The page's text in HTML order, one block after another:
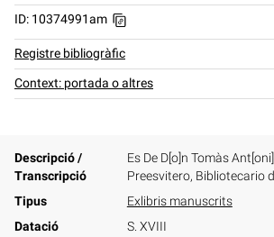
ID: 10374991am
Registre bibliogràfic
Context: portada o altres
Descripció /
Transcripció
Es De D[o]n Tomàs
Preesvitero, Bibliotecario
Tipus
Exlibris manuscrits
Datació
S. XVIII